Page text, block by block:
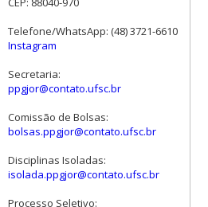
Telefone/WhatsApp: (48) 3721-6610
Instagram
Secretaria:
ppgjor@contato.ufsc.br
Comissão de Bolsas:
bolsas.ppgjor@contato.ufsc.br
Disciplinas Isoladas:
isolada.ppgjor@contato.ufsc.br
Processo Seletivo: